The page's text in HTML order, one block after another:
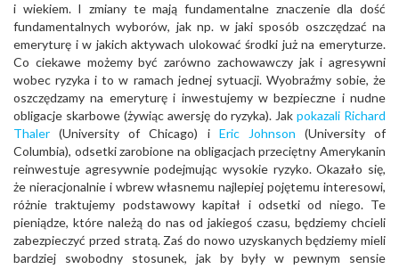
i wiekiem. I zmiany te mają fundamentalne znaczenie dla dość
fundamentalnych wyborów, jak np. w jaki sposób oszczędzać na
emeryturę i w jakich aktywach ulokować środki już na emeryturze.
Co ciekawe możemy być zarówno zachowawczy jak i agresywni
wobec ryzyka i to w ramach jednej sytuacji. Wyobraźmy sobie, że
oszczędzamy na emeryturę i inwestujemy w bezpieczne i nudne
obligacje skarbowe (żywiąc awersję do ryzyka). Jakpokazali Richard
Thaler (University of Chicago) i Eric Johnson (University of
Columbia), odsetki zarobione na obligacjach przeciętny Amerykanin
reinwestuje agresywnie podejmując wysokie ryzyko. Okazało się,
że nieracjonalnie i wbrew własnemu najlepiej pojętemu interesowi,
różnie traktujemy podstawowy kapitał i odsetki od niego. Te
pieniądze, które należą do nas od jakiegoś czasu, będziemy chcieli
zabezpieczyć przed stratą. Zaś do nowo uzyskanych będziemy mieli
bardziej swobodny stosunek, jak by były w pewnym sensie